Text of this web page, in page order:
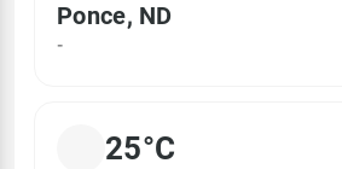
Ponce, ND
-
25°C